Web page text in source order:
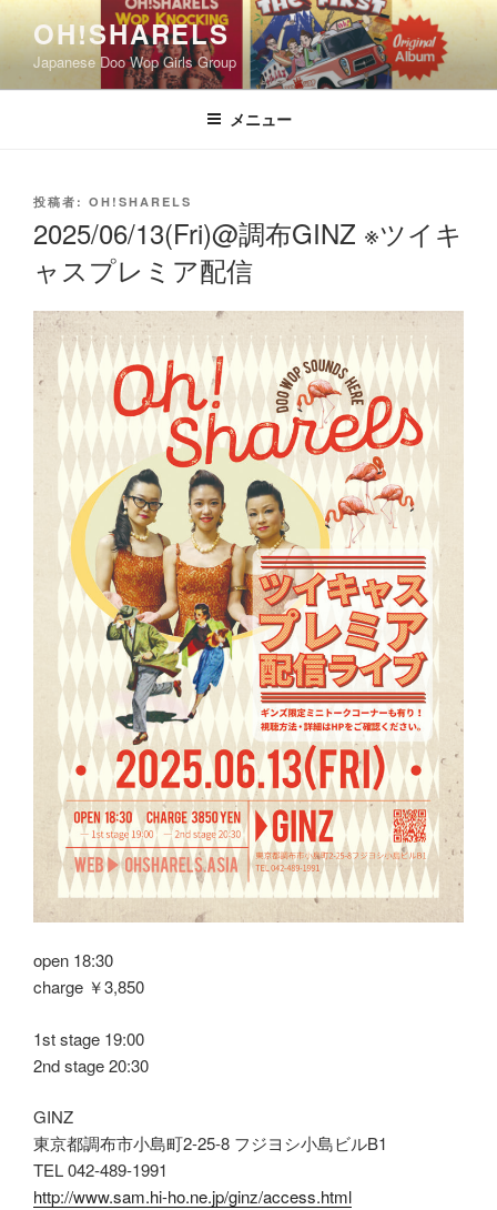
ン
ン
OH!SHARELS
Japanese Doo Wop Girls Group
メニュー
投
日:
投稿者: OH!SHARELS
2025/06/13(Fri)@調布GINZ ※ツイキ
ャスプレミア配信
open 18:30
charge ￥3,850
1st stage 19:00
2nd stage 20:30
GINZ
東京都調布市小島町2-25-8 フジヨシ小島ビルB1
TEL 042-489-1991
http://www.sam.hi-ho.ne.jp/ginz/access.html